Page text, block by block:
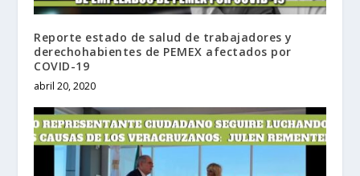
Reporte estado de salud de trabajadores y
derechohabientes de PEMEX afectados por
COVID-19
abril 20, 2020